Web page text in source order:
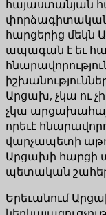
հայաստանյան
հարցերից
ապագան է եւ
Արցախ, չկա ու
չկա
որեւէ
վարչապետի
Արցախի հարցի
պետական
Երեւանում